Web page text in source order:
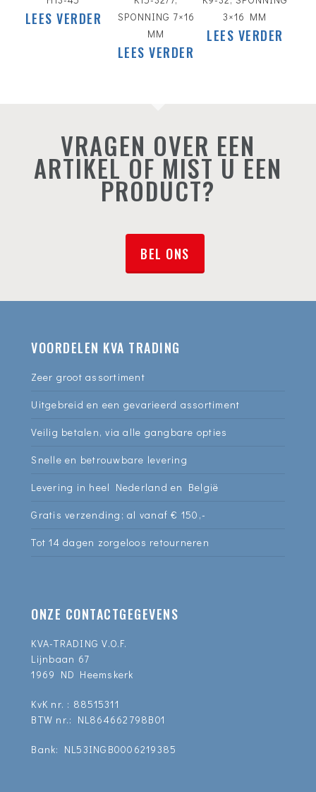
LEES VERDER
SPONNING 7×16
MM
LEES VERDER
3×16 MM
LEES VERDER
VRAGEN OVER EEN
ARTIKEL OF MIST U EEN
PRODUCT?
BEL ONS
VOORDELEN KVA TRADING
Zeer groot assortiment
Uitgebreid en een gevarieerd assortiment
Veilig betalen, via alle gangbare opties
Snelle en betrouwbare levering
Levering in heel Nederland en België
Gratis verzending; al vanaf € 150,-
Tot 14 dagen zorgeloos retourneren
ONZE CONTACTGEGEVENS
KVA-TRADING V.O.F.
Lijnbaan 67
1969 ND Heemskerk
KvK nr. : 88515311
BTW nr.: NL864662798B01
Bank: NL53INGB0006219385